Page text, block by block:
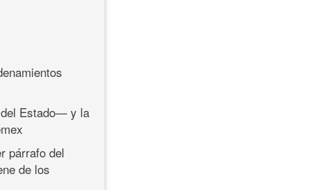
Estado— y la
párrafo del
de los